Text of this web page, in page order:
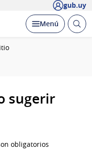
gub.uy
Desplegar
Menú Abrir
sugerir
obligatorios